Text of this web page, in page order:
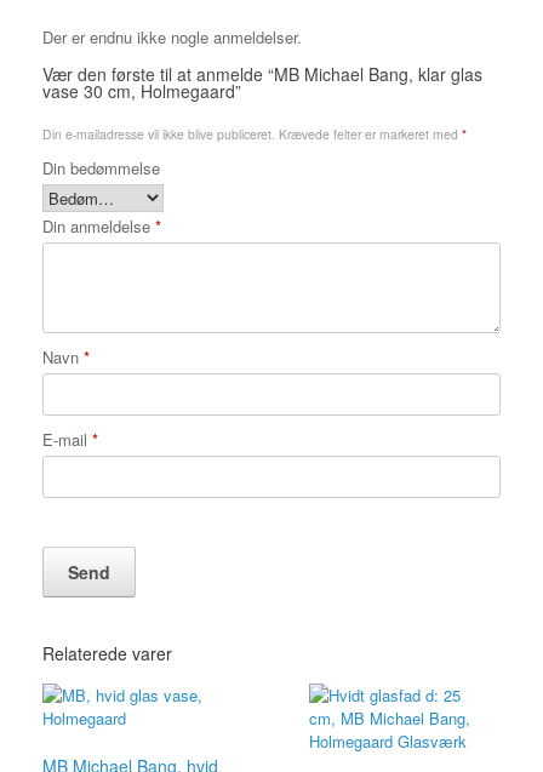
Der er endnu ikke nogle anmeldelser.
Vær den første til at anmelde “MB Michael Bang, klar glas
vase 30 cm, Holmegaard”
Din e-mailadresse vil ikke blive publiceret. Krævede felter er markeret med *
Din bedømmelse
Din anmeldelse *
Navn *
E-mail *
Relaterede varer
MB Michael Bang, hvid